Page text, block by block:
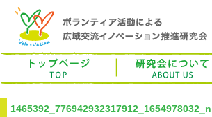
トップページ
1465392_776942932317912_1654978032_n